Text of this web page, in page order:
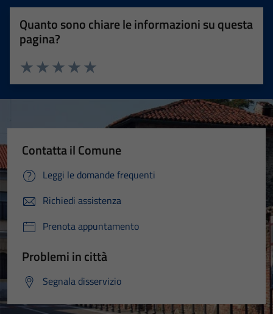
Quanto sono chiare le informazioni su questa
pagina?
Valuta 5 stelle su 5
Valuta 4 stelle su 5
Valuta 3 stelle su 5
Valuta 2 stelle su 5
Valuta 1 stelle su 5
Contatta il Comune
Leggi le domande frequenti
Richiedi assistenza
Prenota appuntamento
Problemi in città
Segnala disservizio